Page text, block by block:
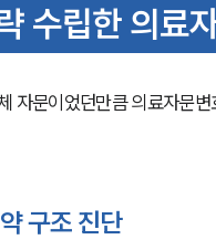
수립한 의료
자문이었던만큼 의료자문
구조 진단